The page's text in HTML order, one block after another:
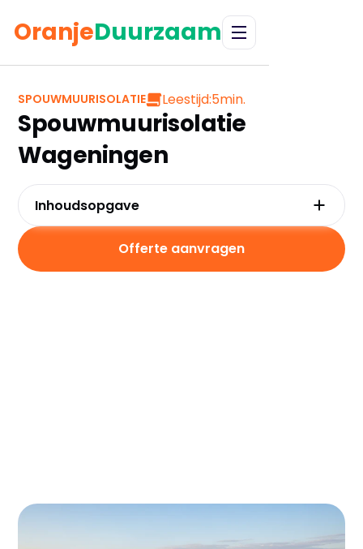
OranjeDuurzaam
SPOUWMUURISOLATIE Leestijd:5min.
Spouwmuurisolatie
Wageningen
Inhoudsopgave
Wageningen?
Offerte aanvragen